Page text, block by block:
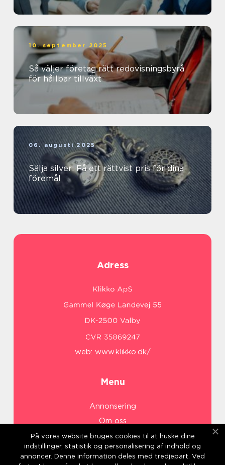
10. september 2025
Så väljer företag rätt redovisningsbyrå
för hållbar tillväxt
06. augusti 2025
Sälja silver: Få ett rättvist pris för dina
föremål
Adress
web: www.klikko.dk/
Menu
Annonsering
Om oss
Cookies
Kontakta oss
På vores website bruges cookies til at huske dine
indstillinger, statistik og personalisering af indhold og
annoncer. Denne information deles med tredjepart. Ved